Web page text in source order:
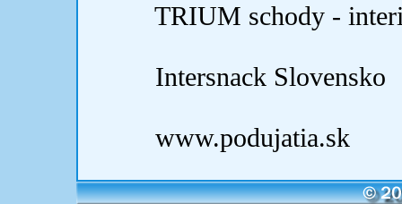
TRIUM schody -
Intersnack Slovensko
www.podujatia.sk